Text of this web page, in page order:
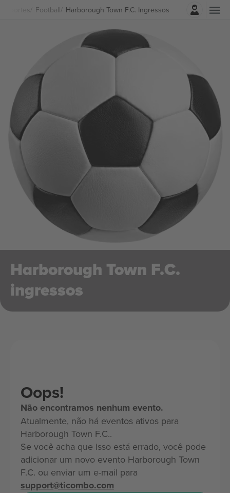
Esportes Football Harborough Town F.C. Ingressos
Entrar
Harborough Town F.C.
ingressos
Oops!
Não encontramos nenhum evento.
Atualmente, não há eventos ativos para
Harborough Town F.C..
Se você acha que isso está errado, você pode
adicionar um novo evento Harborough Town
F.C. ou enviar um e-mail para
support@ticombo.com